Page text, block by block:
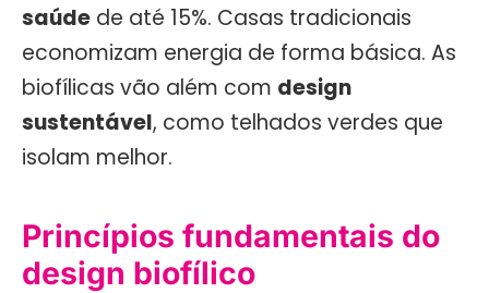
saúde de até 15%. Casas tradicionais
economizam energia de forma básica. As
biofílicas vão além com design
sustentável, como telhados verdes que
isolam melhor.
Princípios fundamentais do
design biofílico